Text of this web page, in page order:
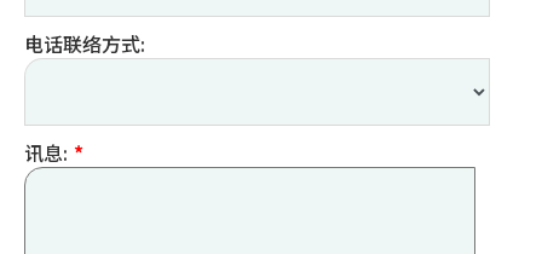
电话联络方式:
讯息: *